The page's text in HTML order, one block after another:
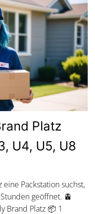
Platz
U4, U5, U8
Packstation suchst,
geöffnet. 🚊
Brand Platz 📦 1